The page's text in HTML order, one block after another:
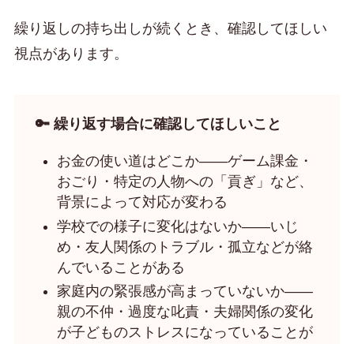
繰り返しの持ち出しが続くとき、確認してほしい
視点があります。
🔑 繰り返す場合に確認してほしいこと
お金の使い道はどこか——ゲーム課金・
おごり・特定の人物への「貢ぎ」など、
背景によって対応が変わる
学校での様子に変化はないか——いじ
め・友人関係のトラブル・孤立などが絡
んでいることがある
家庭内の緊張感が高まっていないか——
親の不仲・過度な叱責・夫婦関係の変化
が子どものストレスになっていることが